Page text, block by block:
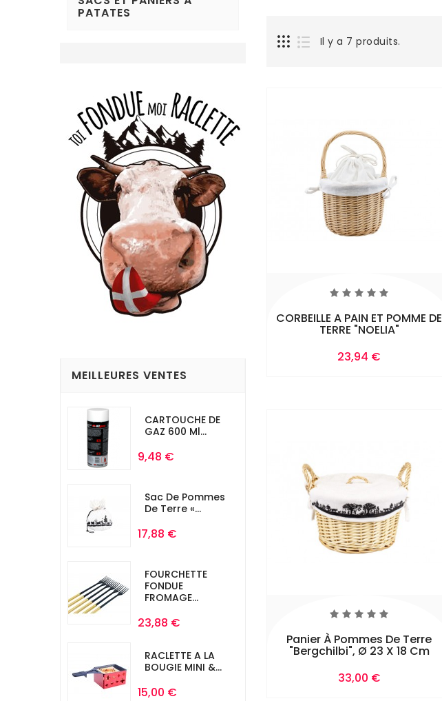
PATATES
MEILLEURES VENTES
CARTOUCHE DE
GAZ 600 Ml...
Prix
9,48 €
Sac De Pommes
De Terre «...
Prix
17,88 €
FOURCHETTE
FONDUE
FROMAGE...
Prix
23,88 €
RACLETTE A LA
BOUGIE MINI &...
Prix
15,00 €
Il y a 7 produits.
CORBEILLE A PAIN ET POMME DE
TERRE "NOELIA"
Prix
23,94 €
Ajouter Au
Panier À Pommes De Terre
"Bergchilbi", Ø 23 X 18 Cm
Prix
33,00 €
Ajouter Au